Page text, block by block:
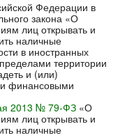
Федерации в
закона «О
лиц открывать и
наличные
в иностранных
территории
и (или)
финансовыми
2013 № 79-ФЗ «О
лиц открывать и
наличные